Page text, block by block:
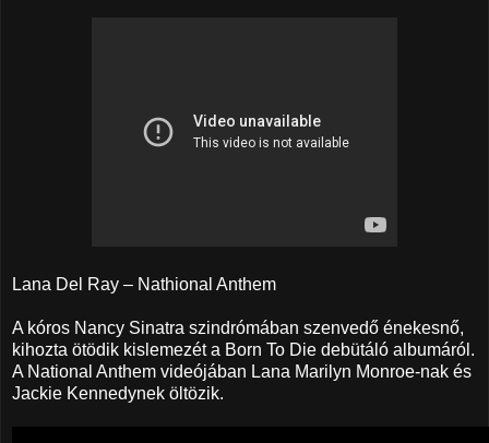
Lana Del Ray – Nathional Anthem
A kóros Nancy Sinatra szindrómában szenvedő énekesnő,
kihozta ötödik kislemezét a Born To Die debütáló albumáról.
A National Anthem videójában Lana Marilyn Monroe-nak és
Jackie Kennedynek öltözik.